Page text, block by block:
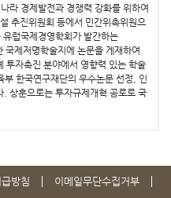
라 경제발전과 경쟁력 강화를 위하여
추진위원회 등에서 민간위촉위원으
럽국제경영학회가 발간하는
제저명학술지에 논문을 게재하여
투자촉진 분야에서 영향력 있는 학술
한국연구재단의 우수논문 선정, 인
상훈으로는 투자규제개혁 공로로 국
방침
이메일무단수집거부